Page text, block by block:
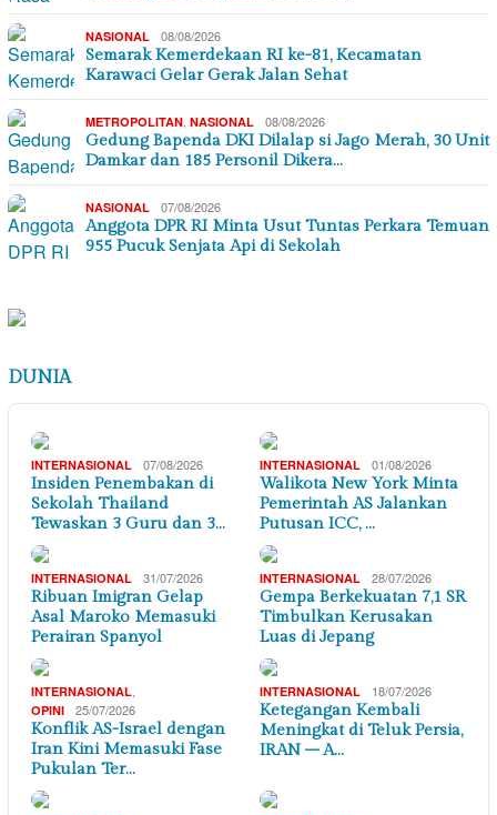
NASIONAL 08/08/2026
Semarak Kemerdekaan RI ke-81, Kecamatan
Karawaci Gelar Gerak Jalan Sehat
METROPOLITAN NASIONAL 08/08/2026
Gedung Bapenda DKI Dilalap si Jago Merah, 30 Unit
Damkar dan 185 Personil Dikera…
NASIONAL 07/08/2026
Anggota DPR RI Minta Usut Tuntas Perkara Temuan
955 Pucuk Senjata Api di Sekolah
DUNIA
INTERNASIONAL 07/08/2026
Insiden Penembakan di
Sekolah Thailand
Tewaskan 3 Guru dan 3…
INTERNASIONAL 01/08/2026
Walikota New York Minta
Pemerintah AS Jalankan
Putusan ICC, …
INTERNASIONAL 31/07/2026
Ribuan Imigran Gelap
Asal Maroko Memasuki
Perairan Spanyol
INTERNASIONAL 28/07/2026
Gempa Berkekuatan 7,1 SR
Timbulkan Kerusakan
Luas di Jepang
INTERNASIONAL
OPINI 25/07/2026
Konflik AS-Israel dengan
Iran Kini Memasuki Fase
Pukulan Ter…
INTERNASIONAL 18/07/2026
Ketegangan Kembali
Meningkat di Teluk Persia,
IRAN – A…